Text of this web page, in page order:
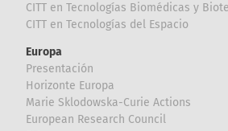
CITT en Tecnologías Biomédicas y
CITT en Tecnologías del Espacio
Europa
Presentación
Horizonte Europa
Marie Sklodowska-Curie Actions
European Research Council